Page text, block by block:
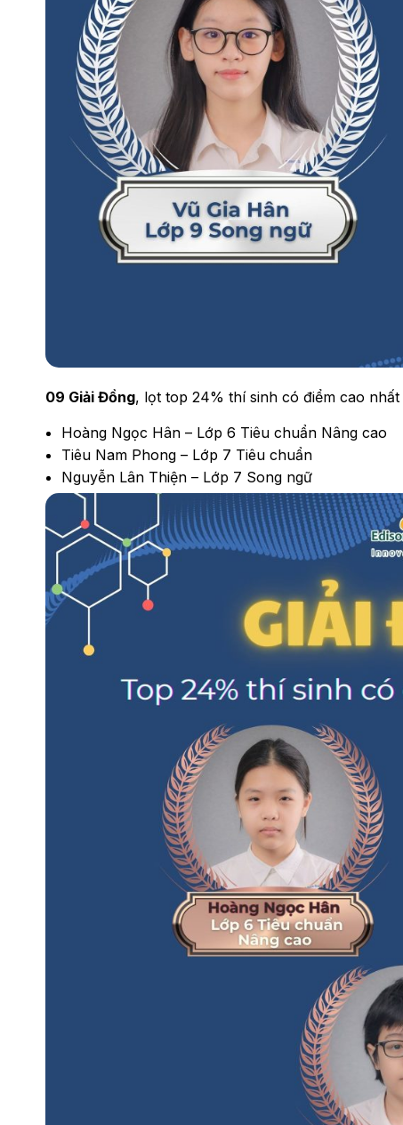
09 Giải Đồng, lọt top 24% thí sinh có điểm cao nhất
Hoàng Ngọc Hân – Lớp 6 Tiêu chuẩn Nâng cao
Tiêu Nam Phong – Lớp 7 Tiêu chuẩn
Nguyễn Lân Thiện – Lớp 7 Song ngữ